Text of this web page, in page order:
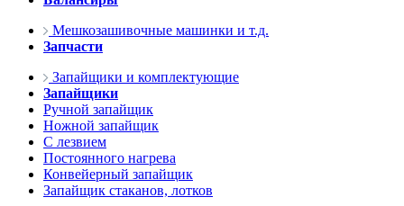
Мешкозашивочные машинки и т.д.
Запчасти
Запайщики и комплектующие
Запайщики
Ручной запайщик
Ножной запайщик
С лезвием
Постоянного нагрева
Конвейерный запайщик
Запайщик стаканов, лотков